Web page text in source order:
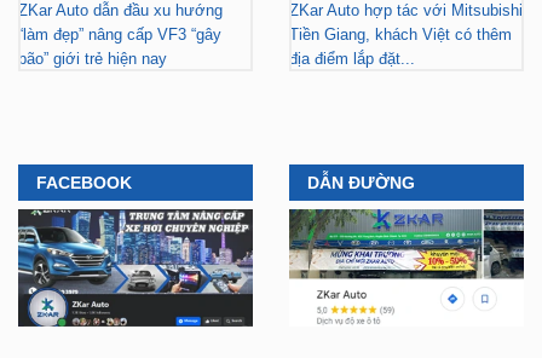
ZKar Auto dẫn đầu xu hướng
“làm đẹp” nâng cấp VF3 “gây
bão” giới trẻ hiện nay
ZKar Auto hợp tác với Mitsubishi
Tiền Giang, khách Việt có thêm
địa điểm lắp đặt...
FACEBOOK DẪN ĐƯỜNG